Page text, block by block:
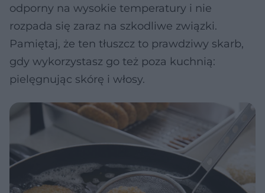
odporny na wysokie temperatury i nie
rozpada się zaraz na szkodliwe związki.
Pamiętaj, że ten tłuszcz to prawdziwy skarb,
gdy wykorzystasz go też poza kuchnią:
pielęgnując skórę i włosy.